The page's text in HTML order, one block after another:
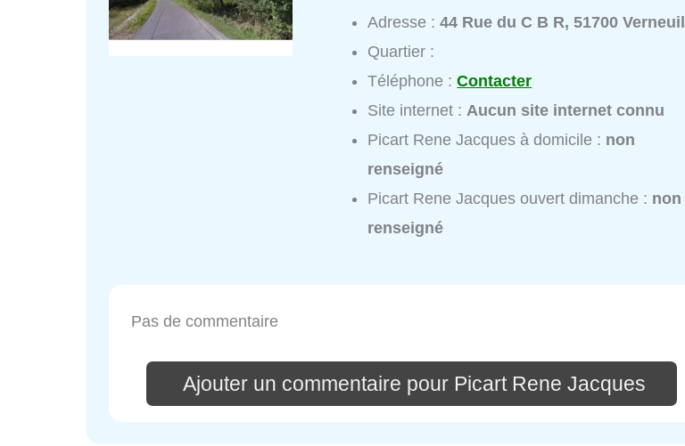
Adresse :44 Rue du C B R, 51700 Verneuil
Quartier :
Téléphone :Contacter
Site internet : Aucun site internet connu
Picart Rene Jacques à domicile : non
renseigné
Picart Rene Jacques ouvert dimanche : non
renseigné
Pas de commentaire
Ajouter un commentaire pour Picart Rene Jacques